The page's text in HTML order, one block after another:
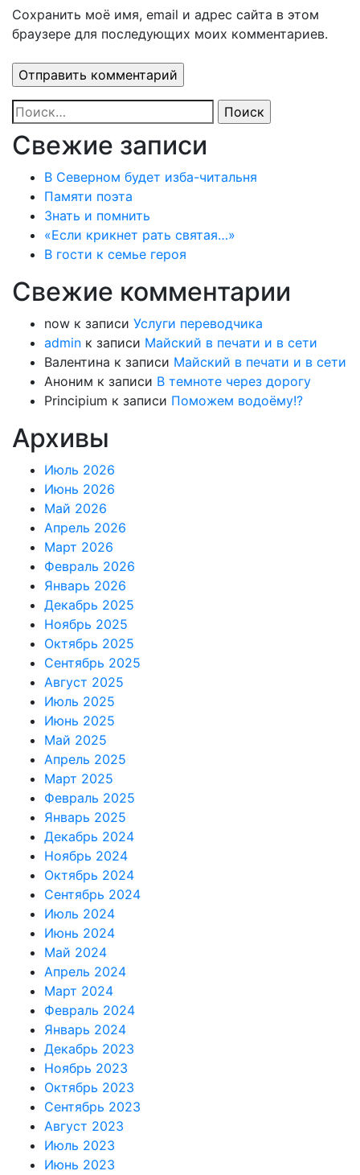
Сохранить моё имя, email и адрес сайта в этом
браузере для последующих моих комментариев.
Найти:
Свежие записи
В Северном будет изба-читальня
Памяти поэта
Знать и помнить
«Если крикнет рать святая…»
В гости к семье героя
Свежие комментарии
now к записи Услуги переводчика
admin к записи Майский в печати и в сети
Валентина к записи Майский в печати и в сети
Аноним к записи В темноте через дорогу
Principium к записи Поможем водоёму!?
Архивы
Июль 2026
Июнь 2026
Май 2026
Апрель 2026
Март 2026
Февраль 2026
Январь 2026
Декабрь 2025
Ноябрь 2025
Октябрь 2025
Сентябрь 2025
Август 2025
Июль 2025
Июнь 2025
Май 2025
Апрель 2025
Март 2025
Февраль 2025
Январь 2025
Декабрь 2024
Ноябрь 2024
Октябрь 2024
Сентябрь 2024
Июль 2024
Июнь 2024
Май 2024
Апрель 2024
Март 2024
Февраль 2024
Январь 2024
Декабрь 2023
Ноябрь 2023
Октябрь 2023
Сентябрь 2023
Август 2023
Июль 2023
Июнь 2023